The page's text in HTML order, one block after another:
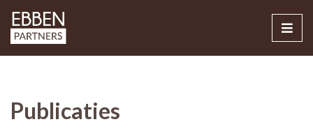
Publicaties